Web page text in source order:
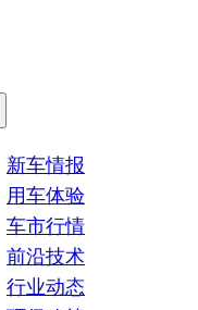
新车情报
用车体验
车市行情
前沿技术
行业动态